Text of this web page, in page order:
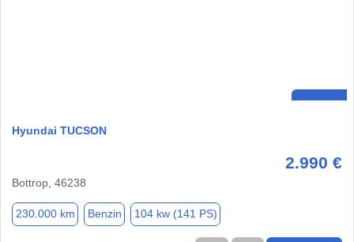
Hyundai TUCSON
2.990 €
Bottrop, 46238
230.000 km Benzin 104 kw (141 PS)